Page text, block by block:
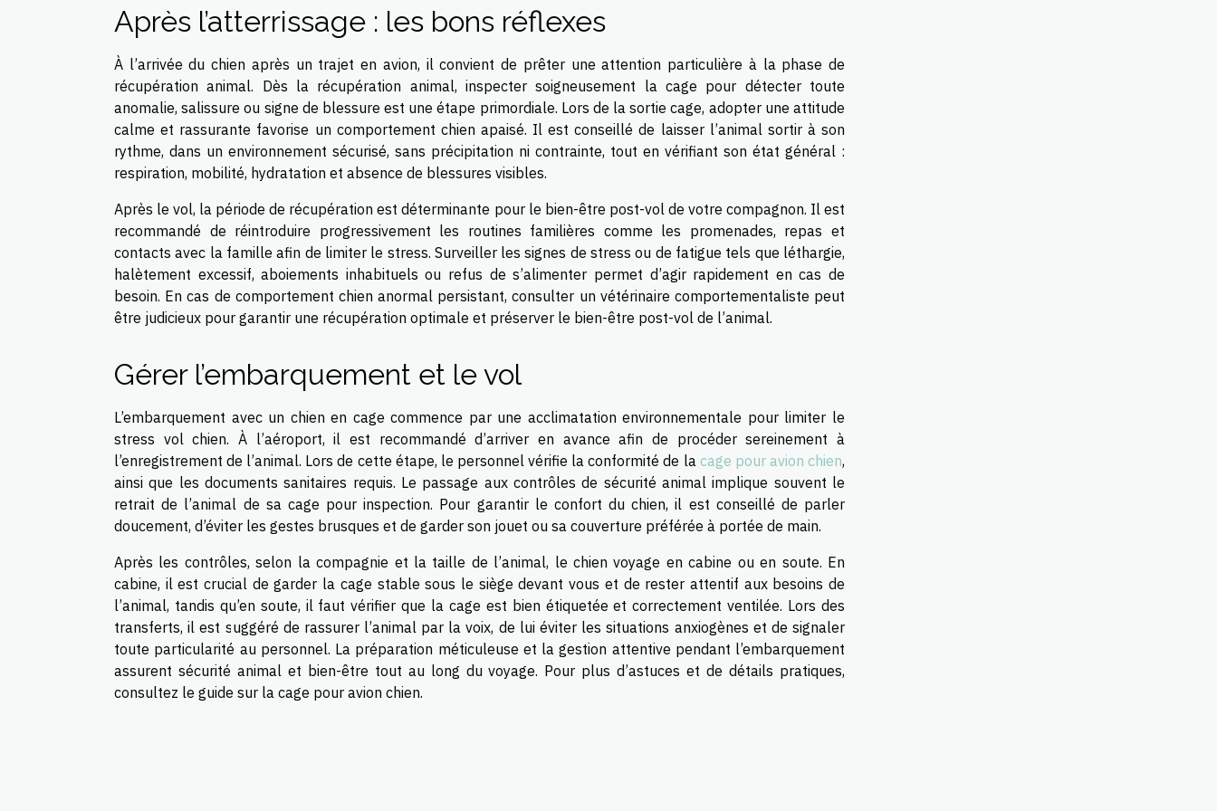
Après l’atterrissage : les bons réflexes
À l’arrivée du chien après un trajet en avion, il convient de prêter une attention particulière à la phase de
récupération animal. Dès la récupération animal, inspecter soigneusement la cage pour détecter toute
anomalie, salissure ou signe de blessure est une étape primordiale. Lors de la sortie cage, adopter une attitude
calme et rassurante favorise un comportement chien apaisé. Il est conseillé de laisser l’animal sortir à son
rythme, dans un environnement sécurisé, sans précipitation ni contrainte, tout en vérifiant son état général :
respiration, mobilité, hydratation et absence de blessures visibles.
Après le vol, la période de récupération est déterminante pour le bien-être post-vol de votre compagnon. Il est
recommandé de réintroduire progressivement les routines familières comme les promenades, repas et
contacts avec la famille afin de limiter le stress. Surveiller les signes de stress ou de fatigue tels que léthargie,
halètement excessif, aboiements inhabituels ou refus de s’alimenter permet d’agir rapidement en cas de
besoin. En cas de comportement chien anormal persistant, consulter un vétérinaire comportementaliste peut
être judicieux pour garantir une récupération optimale et préserver le bien-être post-vol de l’animal.
Gérer l’embarquement et le vol
L’embarquement avec un chien en cage commence par une acclimatation environnementale pour limiter le
stress vol chien. À l’aéroport, il est recommandé d’arriver en avance afin de procéder sereinement à
l’enregistrement de l’animal. Lors de cette étape, le personnel vérifie la conformité de la cage pour avion chien,
ainsi que les documents sanitaires requis. Le passage aux contrôles de sécurité animal implique souvent le
retrait de l’animal de sa cage pour inspection. Pour garantir le confort du chien, il est conseillé de parler
doucement, d’éviter les gestes brusques et de garder son jouet ou sa couverture préférée à portée de main.
Après les contrôles, selon la compagnie et la taille de l’animal, le chien voyage en cabine ou en soute. En
cabine, il est crucial de garder la cage stable sous le siège devant vous et de rester attentif aux besoins de
l’animal, tandis qu’en soute, il faut vérifier que la cage est bien étiquetée et correctement ventilée. Lors des
transferts, il est suggéré de rassurer l’animal par la voix, de lui éviter les situations anxiogènes et de signaler
toute particularité au personnel. La préparation méticuleuse et la gestion attentive pendant l’embarquement
assurent sécurité animal et bien-être tout au long du voyage. Pour plus d’astuces et de détails pratiques,
consultez le guide sur la cage pour avion chien.